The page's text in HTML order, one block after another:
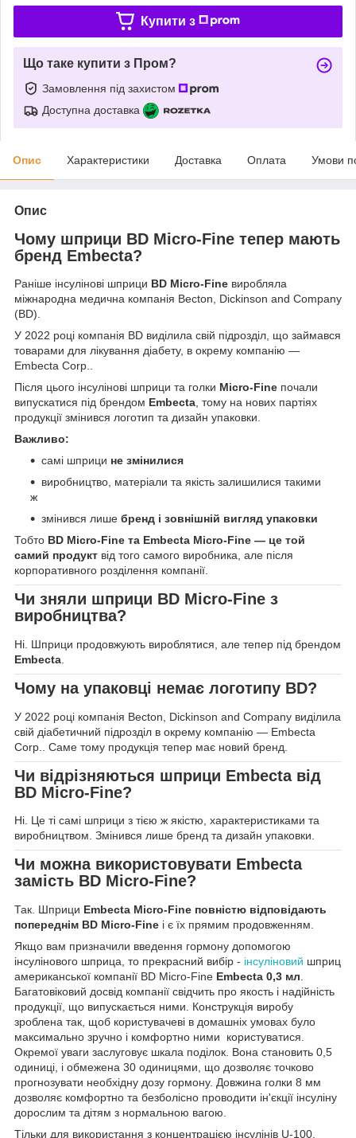
Купити з
Що таке купити з Пром?
Замовлення під захистом
Доступна доставка
Опис Характеристики Доставка Оплата Умови
Опис
Чому шприци BD Micro-Fine тепер мають
бренд Embecta?
Раніше інсулінові шприци BD Micro-Fine виробляла
міжнародна медична компанія Becton, Dickinson and Company
(BD).
У 2022 році компанія BD виділила свій підрозділ, що займався
товарами для лікування діабету, в окрему компанію —
Embecta Corp..
Після цього інсулінові шприци та голки Micro-Fine почали
випускатися під брендом Embecta, тому на нових партіях
продукції змінився логотип та дизайн упаковки.
Важливо:
самі шприци не змінилися
виробництво, матеріали та якість залишилися такими
ж
змінився лише бренд і зовнішній вигляд упаковки
Тобто BD Micro-Fine та Embecta Micro-Fine — це той
самий продукт від того самого виробника, але після
корпоративного розділення компанії.
Чи зняли шприци BD Micro-Fine з
виробництва?
Ні. Шприци продовжують вироблятися, але тепер під брендом
Embecta
Чому на упаковці немає логотипу BD?
У 2022 році компанія Becton, Dickinson and Company виділила
свій діабетичний підрозділ в окрему компанію — Embecta
Corp.. Саме тому продукція тепер має новий бренд.
Чи відрізняються шприци Embecta від
BD Micro-Fine?
Ні. Це ті самі шприци з тією ж якістю, характеристиками та
виробництвом. Змінився лише бренд та дизайн упаковки.
Чи можна використовувати Embecta
замість BD Micro-Fine?
Так. Шприци Embecta Micro-Fine повністю відповідають
попереднім BD Micro-Fine і є їх прямим продовженням.
Якщо вам призначили введення гормону допомогою
інсулінового шприца, то прекрасний вибір - інсуліновий шприц
американської компанії BD Micro-Fine Embecta 0,3 мл
Багатовіковий досвід компанії свідчить про якость і надійність
продукції, що випускається ними. Конструкція виробу
зроблена так, щоб користувачеві в домашніх умовах було
максимально зручно і комфортно ними користуватися.
Окремої уваги заслуговує шкала поділок. Вона становить 0,5
одиниці, і обмежена 30 одиницями, що дозволяє точково
прогнозувати необхідну дозу гормону. Довжина голки 8 мм
дозволяє комфортно та безболісно проводити ін'єкції інсуліну
дорослим та дітям з нормальною вагою.
Тільки для використання з концентрацією інсулінів U-100.